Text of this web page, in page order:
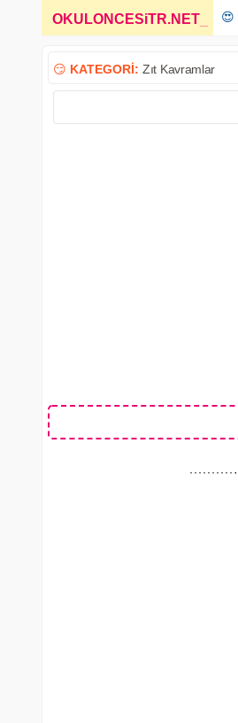
OKULONCESiTR.NET 😍
😏 KATEGORİ: Zıt Kavramlar